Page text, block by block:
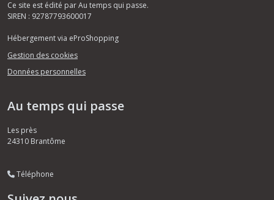
Ce site est édité par Au temps qui passe.
SIREN : 92787793600017
Hébergement via eProShopping
Gestion des cookies
Données personnelles
Au temps qui passe
Les près
24310 Brantôme
Téléphone